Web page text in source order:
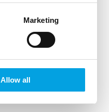
Marketing
Allow all